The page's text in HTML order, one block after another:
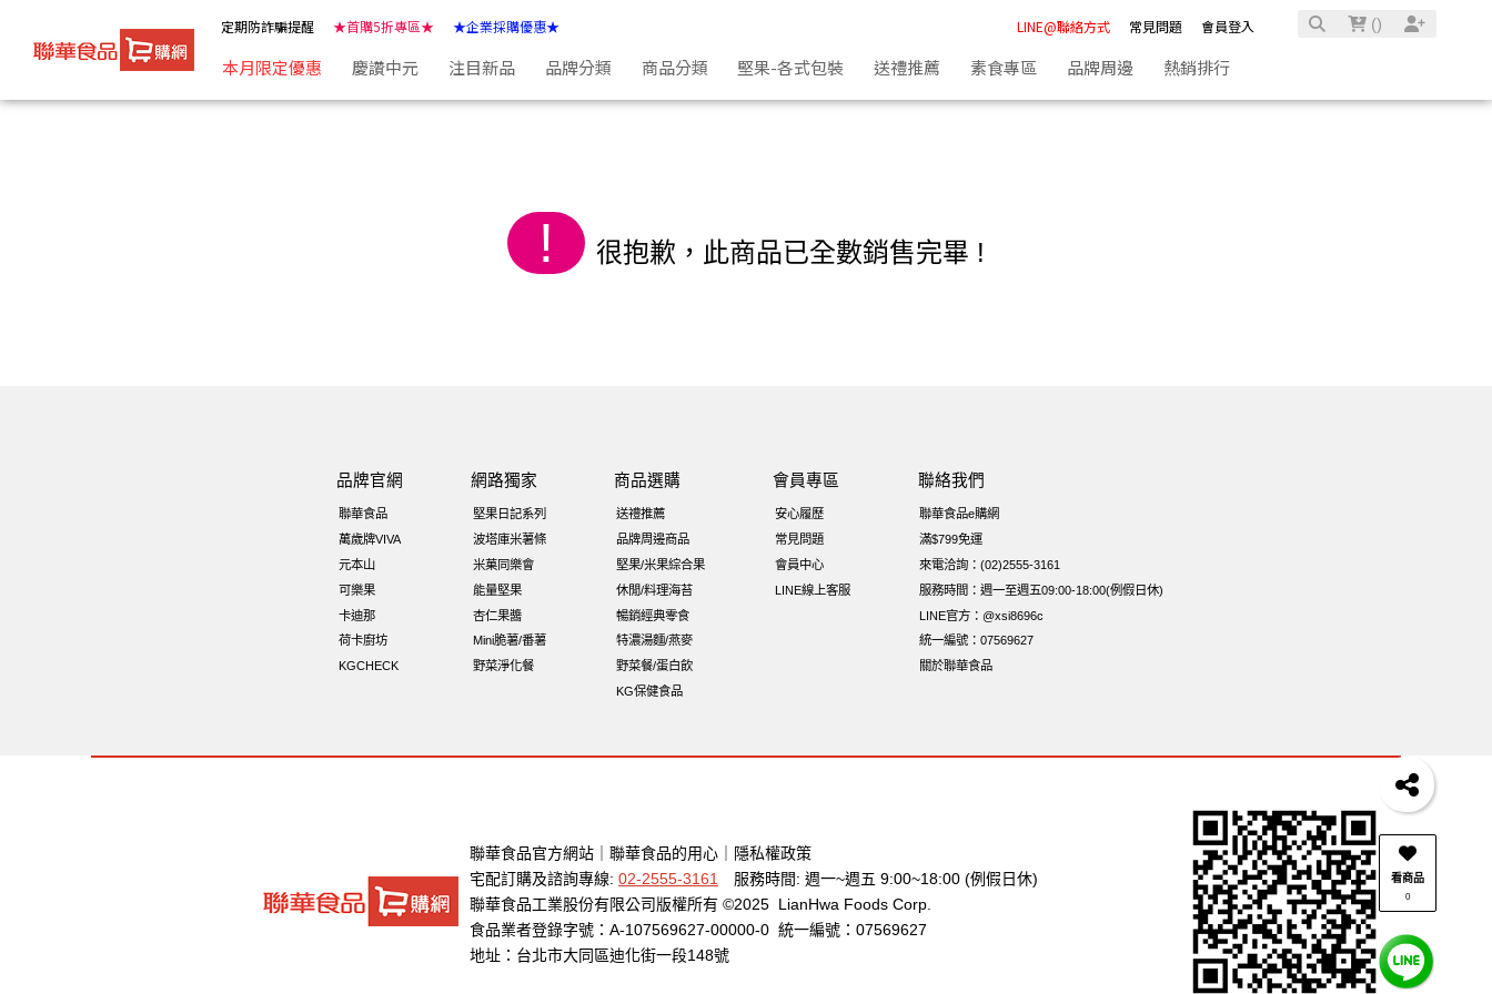
定期防詐騙提醒 ★首購5折專區★ ★企業採購優惠★ LINE@聯絡方式 常見問題 會員登入 ()
本月限定優惠 慶讚中元 注目新品 品牌分類 商品分類 堅果-各式包裝 送禮推薦 素食專區 品牌周邊 熱銷排行
! 很抱歉，此商品已全數銷售完畢 !
品牌官網
聯華食品
萬歲牌VIVA
元本山
可樂果
卡迪那
荷卡廚坊
KGCHECK
網路獨家
堅果日記系列
波塔庫米薯條
米菓同樂會
能量堅果
杏仁果醬
Mini脆薯/番薯
野菜淨化餐
商品選購
送禮推薦
品牌周邊商品
堅果/米果綜合果
休閒/料理海苔
暢銷經典零食
特濃湯麵/燕麥
野菜餐/蛋白飲
KG保健食品
會員專區
安心履歷
常見問題
會員中心
LINE線上客服
聯絡我們
聯華食品e購網
滿$799免運
來電洽詢：(02)2555-3161
服務時間：週一至週五09:00-18:00(例假日休)
LINE官方：@xsi8696c
統一編號：07569627
關於聯華食品
聯華食品官方網站 聯華食品的用心
隱私權政策
宅配訂購及諮詢專線: 02-2555-3161
服務時間: 週一~週五 9:00~18:00 (例假日休)
聯華食品工業股份有限公司版權所有 ©2025 LianHwa Foods Corp.
食品業者登錄字號：A-107569627-00000-0 統一編號：07569627
地址：台北市大同區迪化街一段148號
看商品
0